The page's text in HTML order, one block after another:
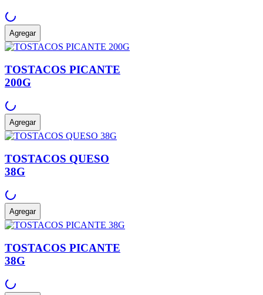
Agregar
TOSTACOS PICANTE
200G
Agregar
TOSTACOS QUESO
38G
Agregar
TOSTACOS PICANTE
38G